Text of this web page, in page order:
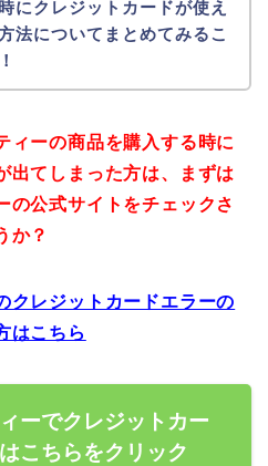
にクレジットカードが使え
法についてまとめてみるこ
ィーの商品を購入する時に
出てしまった方は、まずは
の公式サイトをチェックさ
か？
クレジットカードエラーの
はこちら
ーでクレジットカー
こちらをクリック